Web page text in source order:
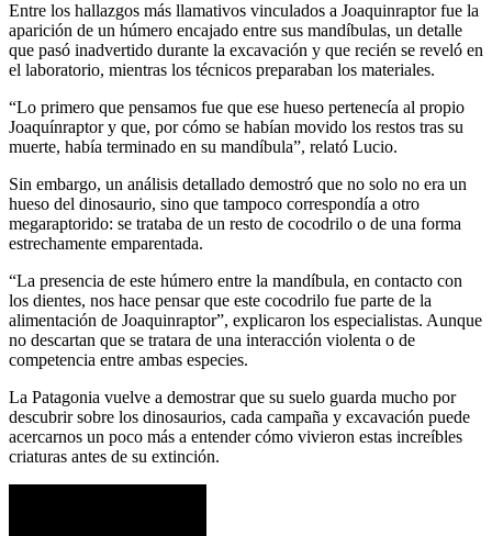
Entre los hallazgos más llamativos vinculados a Joaquinraptor fue la
aparición de un húmero encajado entre sus mandíbulas, un detalle
que pasó inadvertido durante la excavación y que recién se reveló en
el laboratorio, mientras los técnicos preparaban los materiales.
“Lo primero que pensamos fue que ese hueso pertenecía al propio
Joaquínraptor y que, por cómo se habían movido los restos tras su
muerte, había terminado en su mandíbula”, relató Lucio.
Sin embargo, un análisis detallado demostró que no solo no era un
hueso del dinosaurio, sino que tampoco correspondía a otro
megaraptorido: se trataba de un resto de cocodrilo o de una forma
estrechamente emparentada.
“La presencia de este húmero entre la mandíbula, en contacto con
los dientes, nos hace pensar que este cocodrilo fue parte de la
alimentación de Joaquinraptor”, explicaron los especialistas. Aunque
no descartan que se tratara de una interacción violenta o de
competencia entre ambas especies.
La Patagonia vuelve a demostrar que su suelo guarda mucho por
descubrir sobre los dinosaurios, cada campaña y excavación puede
acercarnos un poco más a entender cómo vivieron estas increíbles
criaturas antes de su extinción.